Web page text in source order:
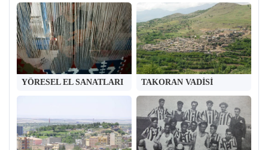
YÖRESEL EL SANATLARI TAKORAN VADİSİ